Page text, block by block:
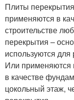
Плиты
применяются в
строительстве
перекрытия –
используются для
Или применяются
в качестве
цокольный этаж,